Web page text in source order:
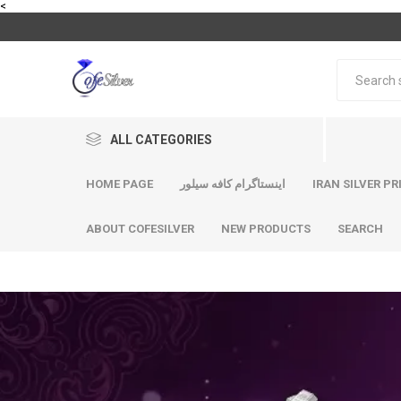
<
ALL CATEGORIES
HOME PAGE اینستاگرام کافه سیلور IRAN SILVER
ABOUT COFESILVER NEW PRODUCTS SEARCH